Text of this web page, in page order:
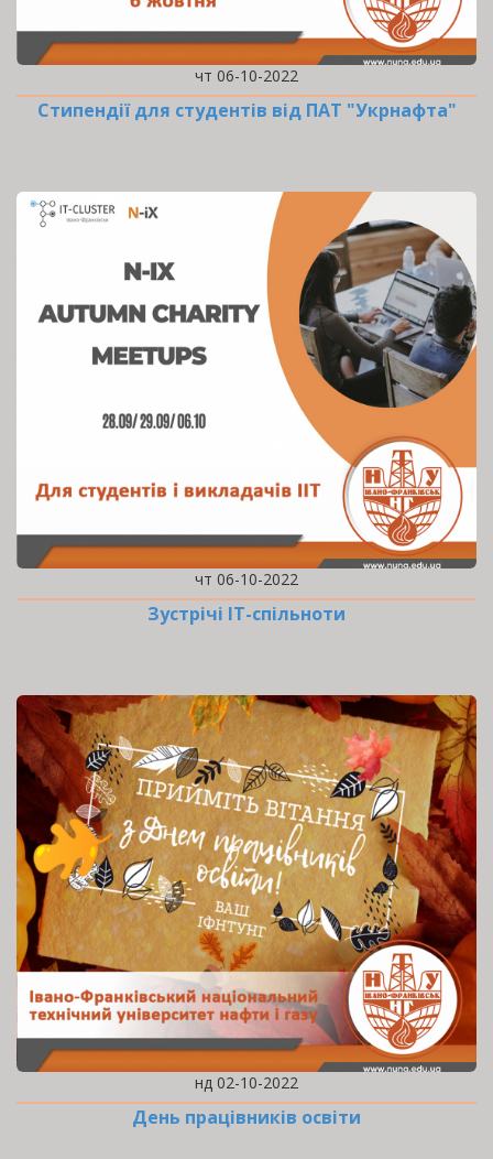
чт 06-10-2022
Стипендії для студентів від ПАТ "Укрнафта"
чт 06-10-2022
Зустрічі ІТ-спільноти
нд 02-10-2022
День працівників освіти